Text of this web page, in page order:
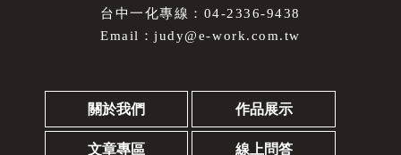
台中一化專線：04-2336-9438
Email：judy@e-work.com.tw
關於我們 作品展示
文章專區 線上問答